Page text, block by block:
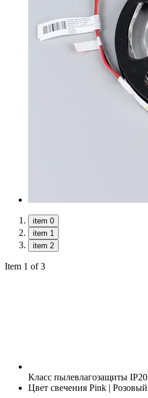
item 0
item 1
item 2
Item 1 of 3
Класс пылевлагозащиты IP20
Цвет свечения Pink | Розовый